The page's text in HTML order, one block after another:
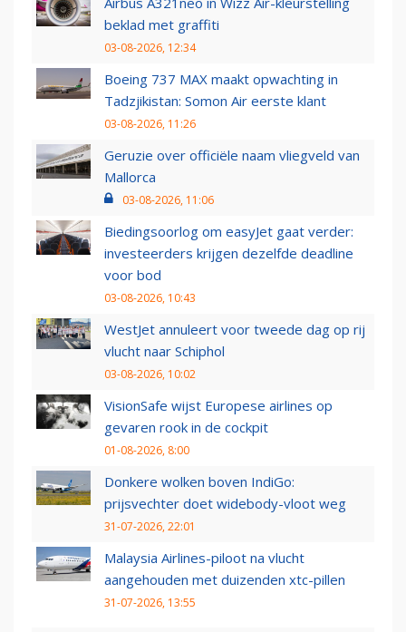
beklad met graffiti
03-08-2026, 12:34
Boeing 737 MAX maakt opwachting in
Tadzjikistan: Somon Air eerste klant
03-08-2026, 11:26
Geruzie over officiële naam vliegveld van
Mallorca
03-08-2026, 11:06
Biedingsoorlog om easyJet gaat verder:
investeerders krijgen dezelfde deadline
voor bod
03-08-2026, 10:43
WestJet annuleert voor tweede dag op rij
vlucht naar Schiphol
03-08-2026, 10:02
VisionSafe wijst Europese airlines op
gevaren rook in de cockpit
01-08-2026, 8:00
Donkere wolken boven IndiGo:
prijsvechter doet widebody-vloot weg
31-07-2026, 22:01
Malaysia Airlines-piloot na vlucht
aangehouden met duizenden xtc-pillen
31-07-2026, 13:55